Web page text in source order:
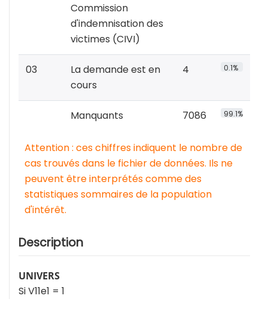
Commission
d'indemnisation des
victimes (CIVI)
03
La demande est en
cours
4 0.1%
Manquants 7086 99.1%
Attention : ces chiffres indiquent le nombre de
cas trouvés dans le fichier de données. Ils ne
peuvent être interprétés comme des
statistiques sommaires de la population
d'intérêt.
Description
UNIVERS
Si V11e1 = 1